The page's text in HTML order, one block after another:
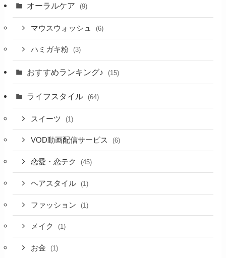
オーラルケア (9)
マウスウォッシュ (6)
ハミガキ粉 (3)
おすすめランキング♪ (15)
ライフスタイル (64)
スイーツ (1)
VOD動画配信サービス (6)
恋愛・恋テク (45)
ヘアスタイル (1)
ファッション (1)
メイク (1)
お金 (1)